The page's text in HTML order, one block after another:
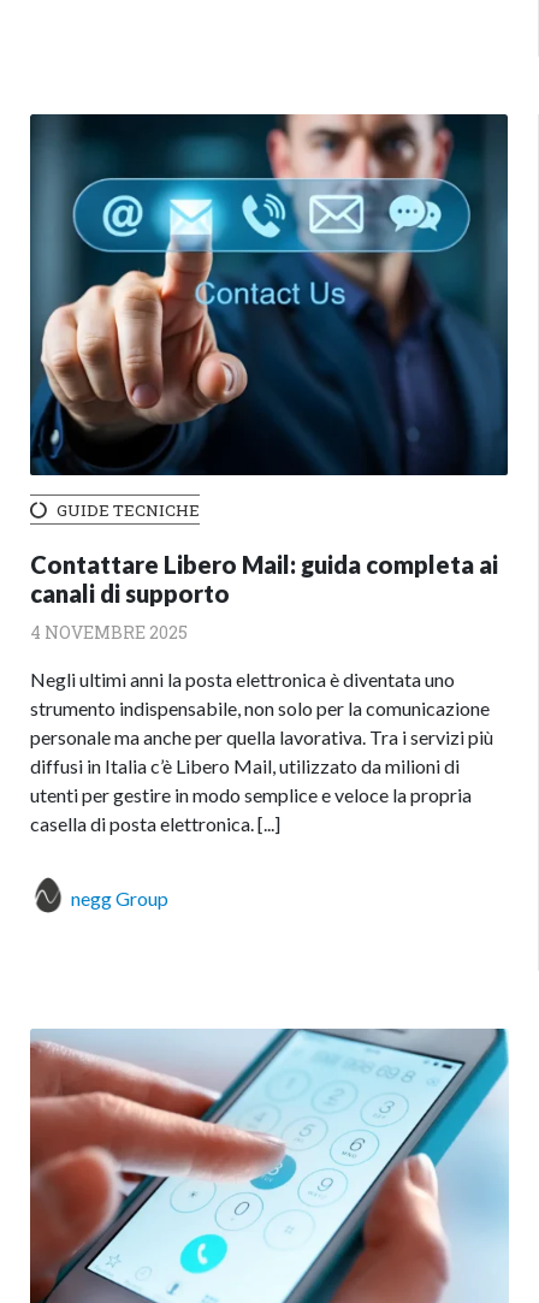
GUIDE TECNICHE
Contattare Libero Mail: guida completa ai
canali di supporto
4 NOVEMBRE 2025
Negli ultimi anni la posta elettronica è diventata uno
strumento indispensabile, non solo per la comunicazione
personale ma anche per quella lavorativa. Tra i servizi più
diffusi in Italia c’è Libero Mail, utilizzato da milioni di
utenti per gestire in modo semplice e veloce la propria
casella di posta elettronica. [...]
negg Group